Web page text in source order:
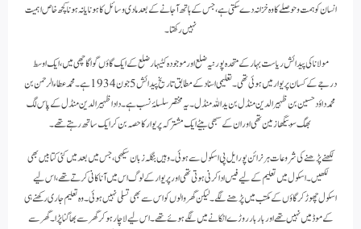
انسان کو ہمت و حوصلے کا وہ خزانہ دے سکتی ہے، جس کے ہاتھ آ جانے کے بعد مادی وسائل کا ہونا یا نہ ہونا کچھ خاص اہمیت
نہیں رکھتا۔
مولانا کی پیدائش ریاست بہار کے متحدہ پورنیہ ضلع اور موجودہ کٹیہار ضلع کے ایک گاؤں گواگاچھی میں، ایک اوسط
درجے کے کسان پریوار میں ہوئی تھی۔ تعلیمی اسناد کے مطابق تاریخ پیدائش 5 جون 1934 ہے۔ محمد عطاء الرحمن بن
محمد داؤد حسین بن ظہیر الدین منڈل بن ید اللہ منڈل۔ یہ مختصر سلسلۂ نسب ہے۔ دادا ظہیر الدین منڈل کے پاس لگ
بھگ سو بیگھا زمین تھی اور ان کے سبھی بیٹے ایک مشترکہ پریوار کا حصہ بن کر ایک ساتھ رہتے تھے۔
لکھنے پڑھنے کی شروعات ہر نرائن پور ایل پی اسکول سے ہوئی۔ وہیں بنگلہ زبان سیکھی، جس میں بعد میں کئی کتابیں بھی
لکھیں۔ اسکول میں تعلیم کے لیے فیس ادا کرنی ہوتی تھی اور پریوار کے لوگ اس میں آنا کانی کرتے تھے، اس لیے
اسکول چھوڑ کر گاؤں کے مکتب میں پڑھنے لگے۔ لیکن گھر والوں کو اس سے بھی تسلی نہیں ہوئی۔ وہ تعلیم جاری رکھنے ہی
کے موڈ میں نہیں تھے اور بار بار روڑے اٹکانے میں لگے ہوئے تھے۔ اس لیے لاچار ہوکر گھر سے بھاگنا پڑا۔ گھر سے